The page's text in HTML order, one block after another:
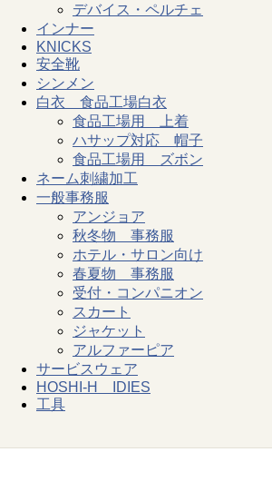
デバイス・ペルチェ
インナー
KNICKS
安全靴
シンメン
白衣 食品工場白衣
食品工場用 上着
ハサップ対応 帽子
食品工場用 ズボン
ネーム刺繍加工
一般事務服
アンジョア
秋冬物 事務服
ホテル・サロン向け
春夏物 事務服
受付・コンパニオン
スカート
ジャケット
アルファーピア
サービスウェア
HOSHI-H IDIES
工具